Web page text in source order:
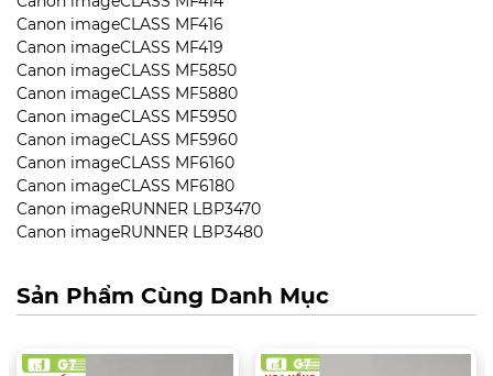
Canon imageCLASS MF416
Canon imageCLASS MF419
Canon imageCLASS MF5850
Canon imageCLASS MF5880
Canon imageCLASS MF5950
Canon imageCLASS MF5960
Canon imageCLASS MF6160
Canon imageCLASS MF6180
Canon imageRUNNER LBP3470
Canon imageRUNNER LBP3480
Sản Phẩm Cùng Danh Mục